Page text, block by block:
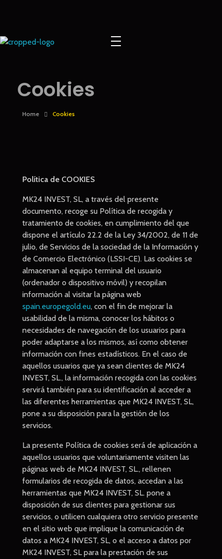
Home Cookies
Cookies
Política de COOKIES
MK24 INVEST, SL, a través del presente
documento, recoge su Política de recogida y
tratamiento de cookies, en cumplimiento del que
dispone el artículo 22.2 de la Ley 34/2002, de 11 de
julio, de Servicios de la sociedad de la Información y
de Comercio Electrónico (LSSI-CE). Las cookies se
almacenan al equipo terminal del usuario
(ordenador o dispositivo móvil) y recopilan
información al visitar la página web
spain.europegold.eu, con el fin de mejorar la
usabilidad de la misma, conocer los hábitos o
necesidades de navegación de los usuarios para
poder adaptarse a los mismos, así como obtener
información con fines estadísticos. En el caso de
aquellos usuarios que ya sean clientes de MK24
INVEST, SL., la información recogida con las cookies
servirá también para su identificación al acceder a
las diferentes herramientas que MK24 INVEST, SL,
pone a su disposición para la gestión de los
servicios.
La presente Política de cookies será de aplicación a
aquellos usuarios que voluntariamente visiten las
páginas web de MK24 INVEST, SL., rellenen
formularios de recogida de datos, accedan a las
herramientas que MK24 INVEST, SL. pone a
disposición de sus clientes para gestionar sus
servicios, o utilicen cualquiera otro servicio presente
en el sitio web que implique la comunicación de
datos a MK24 INVEST, SL, o el acceso a datos por
MK24 INVEST, SL para la prestación de sus